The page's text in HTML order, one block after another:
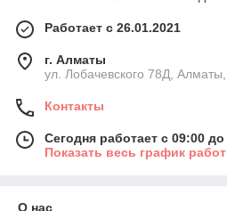
Работает с 26.01.2021
г. Алматы
ул. Лобачевского 78Д, Алматы,
Контакты
Сегодня работает с 09:00
Показать весь график
О нас